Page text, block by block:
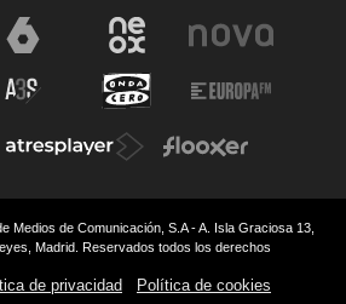
Medios de Comunicación, S.A - A. Isla Graciosa 13,
Madrid. Reservados todos los derechos
de privacidad Política de cookies